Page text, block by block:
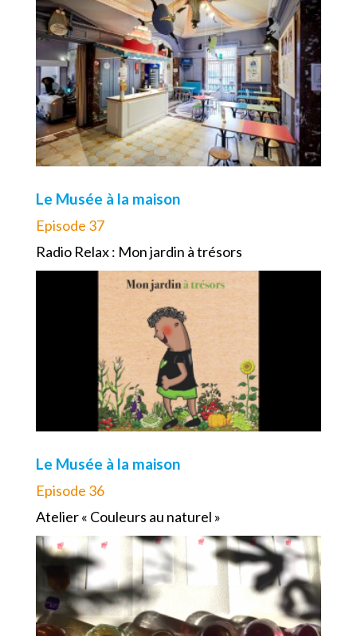
Le Musée à la maison
Episode 37
Radio Relax : Mon jardin à trésors
Le Musée à la maison
Episode 36
Atelier « Couleurs au naturel »